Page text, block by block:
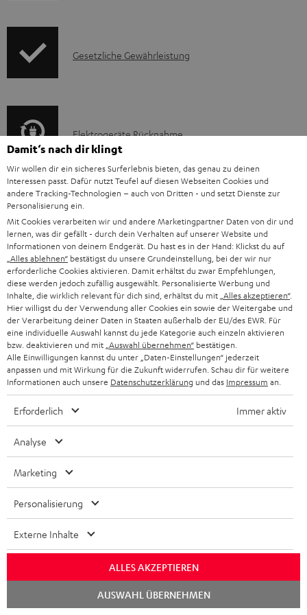
n
A
r
i
o
n
e
n
z
u
m
V
e
r
s
a
n
d
I
r
m
a
t
i
o
n
e
n
z
u
r
G
a
r
n
t
i
e
Gesetzliche Gewährleistung
E
l
e
k
t
r
o
g
e
r
ä
t
e
R
ü
k
n
a
m
Elektrogeräte Rücknahme
A
u
d
i
o
-
L
e
x
i
n
K
o
n
t
a
k
t
d
t
e
n
Persönliche Kaufberatung
+49 (0) 30 / 217 84 212
Mo – Fr 08:00 – 19:00 Uhr
Sa 09:00 – 17:30 Uhr
Sonn- und Feiertage geschlossen
Teufel Support
Häufige Fragen
Kontakt
Store Finder
1Gültig bis 08.08.2026, 23:59 Uhr. Gratis Move 2 ab einem
Mindesteinkaufswert von 300 EUR. Gültig nur beim Kauf ausgewählter
Produkte bzw. für Bestellungen mit teilnahmeberechtigten Produkten.
Nicht gültig für bereits getätigte Käufe. Keine Barauszahlung. Nur für
Damit‘s nach dir klingt
Wir wollen dir ein sicheres Surferlebnis bieten, das genau zu deinen
Interessen passt. Dafür nutzt Teufel auf diesen Webseiten Cookies und
andere Tracking-Technologien – auch von Dritten - und setzt Dienste zur
Personalisierung ein.
Mit Cookies verarbeiten wir und andere Marketingpartner Daten von dir und
lernen, was dir gefällt - durch dein Verhalten auf unserer Website und
Informationen von deinem Endgerät. Du hast es in der Hand: Klickst du auf
„Alles ablehnen“ bestätigst du unsere Grundeinstellung, bei der wir nur
erforderliche Cookies aktivieren. Damit erhältst du zwar Empfehlungen,
diese werden jedoch zufällig ausgewählt. Personalisierte Werbung und
Inhalte, die wirklich relevant für dich sind, erhältst du mit „Alles akzeptieren“.
Hier willigst du der Verwendung aller Cookies ein sowie der Weitergabe und
der Verarbeitung deiner Daten in Staaten außerhalb der EU/des EWR. Für
eine individuelle Auswahl kannst du jede Kategorie auch einzeln aktivieren
bzw. deaktivieren und mit „Auswahl übernehmen“ bestätigen.
Alle Einwilligungen kannst du unter „Daten-Einstellungen“ jederzeit
anpassen und mit Wirkung für die Zukunft widerrufen. Schau dir für weitere
Informationen auch unsere Datenschutzerklärung und das Impressum an.
Erforderlich Immer aktiv
Analyse
Marketing
Personalisierung
Externe Inhalte
ALLES AKZEPTIEREN
AUSWAHL ÜBERNEHMEN